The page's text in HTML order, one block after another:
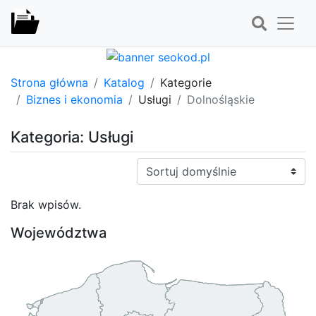
Strona główna Katalog
Kategorie
Biznes i ekonomia
Usługi Dolnośląskie
Kategoria: Usługi
Sortuj:
Brak wpisów.
Województwa